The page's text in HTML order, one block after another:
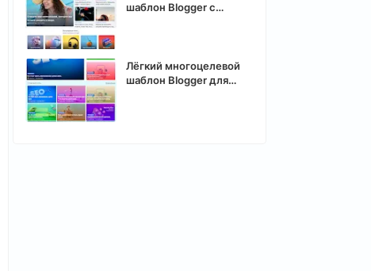
шаблон Blogger с
Лёгкий многоцелевой
шаблон Blogger для